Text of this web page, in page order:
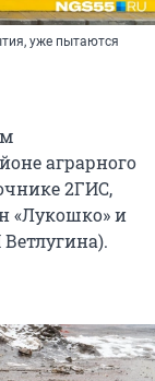
уже пытаются
аграрного
2ГИС,
«Лукошко» и